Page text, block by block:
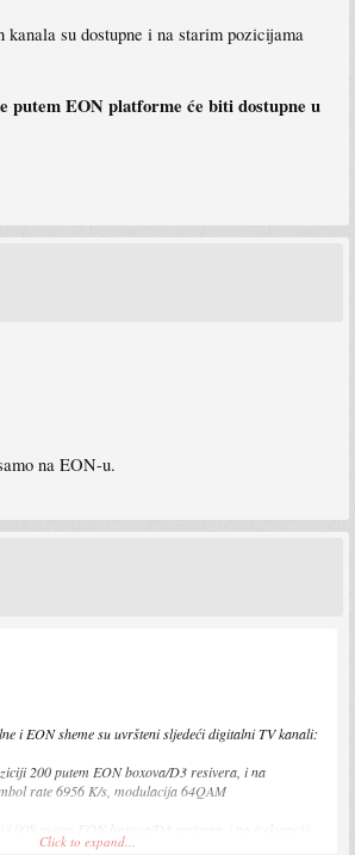
kanala su dostupne i na starim pozicijama
putem EON platforme će biti dostupne u
na EON-u.
i EON sheme su uvršteni sljedeći digitalni TV kanali:
200 putem EON boxova/D3 resivera, i na
rate 6956 K/s, modulacija 64QAM
008 putem EON boxova/D3 resivera, i na frekvenciji
K/s, modulacija 64QAM
Click to expand...